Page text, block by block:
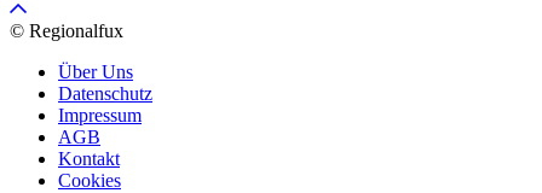
© Regionalfux
Über Uns
Datenschutz
Impressum
AGB
Kontakt
Cookies